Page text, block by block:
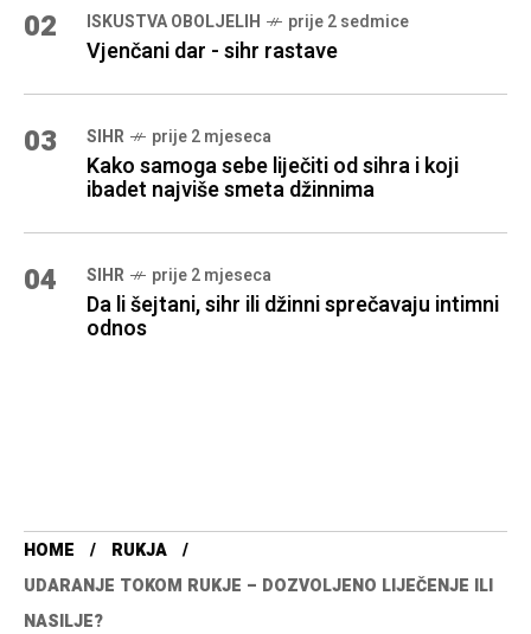
02 ISKUSTVA OBOLJELIH prije 2 sedmice
Vjenčani dar - sihr rastave
03 SIHR prije 2 mjeseca
Kako samoga sebe liječiti od sihra i koji
ibadet najviše smeta džinnima
04 SIHR prije 2 mjeseca
Da li šejtani, sihr ili džinni sprečavaju intimni
odnos
HOME
RUKJA
UDARANJE TOKOM RUKJE – DOZVOLJENO LIJEČENJE ILI
NASILJE?